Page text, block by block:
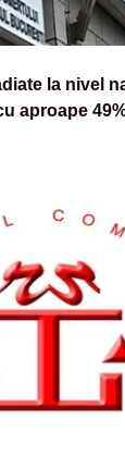
la nivel
aproape